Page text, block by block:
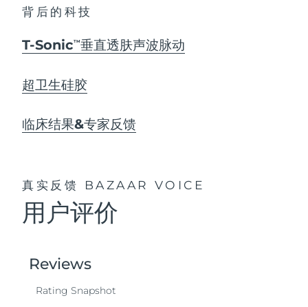
背后的科技
T-SonicTM 垂直透肤声波脉动
超卫生硅胶
临床结果&专家反馈
真实反馈 BAZAAR VOICE
用户评价